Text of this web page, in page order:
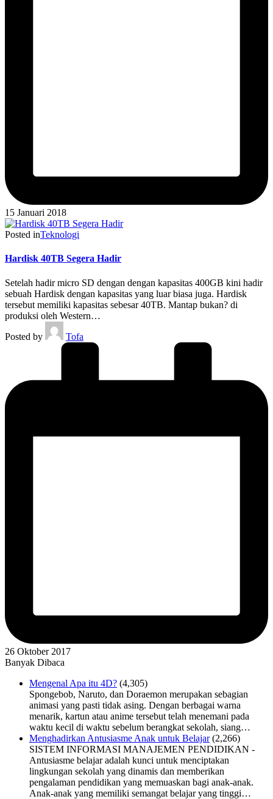
15 Januari 2018
Posted inTeknologi
Hardisk 40TB Segera Hadir
Setelah hadir micro SD dengan dengan kapasitas 400GB kini hadir
sebuah Hardisk dengan kapasitas yang luar biasa juga. Hardisk
tersebut memiliki kapasitas sebesar 40TB. Mantap bukan? di
produksi oleh Western…
Posted by
Tofa
26 Oktober 2017
Banyak Dibaca
Mengenal Apa itu 4D? (4,305)
Spongebob, Naruto, dan Doraemon merupakan sebagian
animasi yang pasti tidak asing. Dengan berbagai warna
menarik, kartun atau anime tersebut telah menemani pada
waktu kecil di waktu sebelum berangkat sekolah, siang…
Menghadirkan Antusiasme Anak untuk Belajar (2,266)
SISTEM INFORMASI MANAJEMEN PENDIDIKAN -
Antusiasme belajar adalah kunci untuk menciptakan
lingkungan sekolah yang dinamis dan memberikan
pengalaman pendidikan yang memuaskan bagi anak-anak.
Anak-anak yang memiliki semangat belajar yang tinggi…